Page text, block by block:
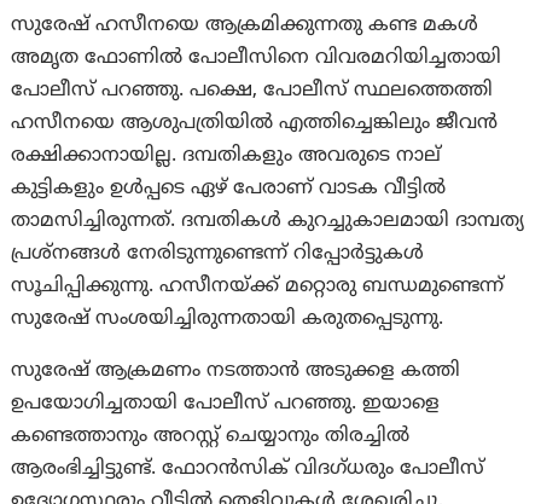
സുരേഷ് ഹസീനയെ ആക്രമിക്കുന്നതു കണ്ട മകൾ
അമൃത ഫോണിൽ പോലീസിനെ വിവരമറിയിച്ചതായി
പോലീസ് പറഞ്ഞു. പക്ഷെ, പോലീസ് സ്ഥലത്തെത്തി
ഹസീനയെ ആശുപത്രിയിൽ എത്തിച്ചെങ്കിലും ജീവൻ
രക്ഷിക്കാനായില്ല. ദമ്പതികളും അവരുടെ നാല്
കുട്ടികളും ഉൾപ്പടെ ഏഴ് പേരാണ് വാടക വീട്ടിൽ
താമസിച്ചിരുന്നത്. ദമ്പതികൾ കുറച്ചുകാലമായി ദാമ്പത്യ
പ്രശ്നങ്ങൾ നേരിടുന്നുണ്ടെന്ന് റിപ്പോർട്ടുകൾ
സൂചിപ്പിക്കുന്നു. ഹസീനയ്ക്ക് മറ്റൊരു ബന്ധമുണ്ടെന്ന്
സുരേഷ് സംശയിച്ചിരുന്നതായി കരുതപ്പെടുന്നു.
സുരേഷ് ആക്രമണം നടത്താൻ അടുക്കള കത്തി
ഉപയോഗിച്ചതായി പോലീസ് പറഞ്ഞു. ഇയാളെ
കണ്ടെത്താനും അറസ്റ്റ് ചെയ്യാനും തിരച്ചിൽ
ആരംഭിച്ചിട്ടുണ്ട്. ഫോറൻസിക് വിദഗ്ധരും പോലീസ്